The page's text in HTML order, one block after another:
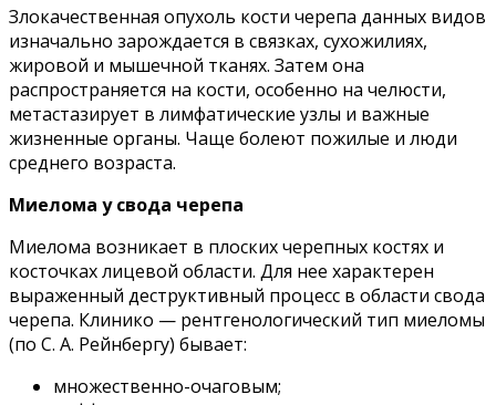
Злокачественная опухоль кости черепа данных видов
изначально зарождается в связках, сухожилиях,
жировой и мышечной тканях. Затем она
распространяется на кости, особенно на челюсти,
метастазирует в лимфатические узлы и важные
жизненные органы. Чаще болеют пожилые и люди
среднего возраста.
Миелома у свода черепа
Миелома возникает в плоских черепных костях и
косточках лицевой области. Для нее характерен
выраженный деструктивный процесс в области свода
черепа. Клинико — рентгенологический тип миеломы
(по С. А. Рейнбергу) бывает:
множественно-очаговым;